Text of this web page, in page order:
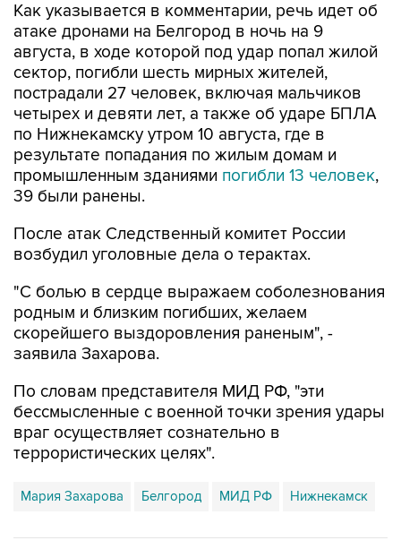
Как указывается в комментарии, речь идет об
атаке дронами на Белгород в ночь на 9
августа, в ходе которой под удар попал жилой
сектор, погибли шесть мирных жителей,
пострадали 27 человек, включая мальчиков
четырех и девяти лет, а также об ударе БПЛА
по Нижнекамску утром 10 августа, где в
результате попадания по жилым домам и
промышленным зданиями погибли 13 человек,
39 были ранены.
После атак Следственный комитет России
возбудил уголовные дела о терактах.
"С болью в сердце выражаем соболезнования
родным и близким погибших, желаем
скорейшего выздоровления раненым", -
заявила Захарова.
По словам представителя МИД РФ, "эти
бессмысленные с военной точки зрения удары
враг осуществляет сознательно в
террористических целях".
Мария Захарова Белгород МИД РФ Нижнекамск